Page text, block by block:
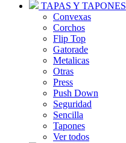
TAPAS Y TAPONES
Convexas
Corchos
Flip Top
Gatorade
Metalicas
Otras
Press
Push Down
Seguridad
Sencilla
Tapones
Ver todos